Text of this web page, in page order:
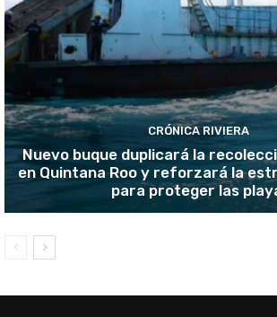
CRÓNICA RIVIERA
Nuevo buque duplicará la
en Quintana Roo y reforzará la
para proteger las